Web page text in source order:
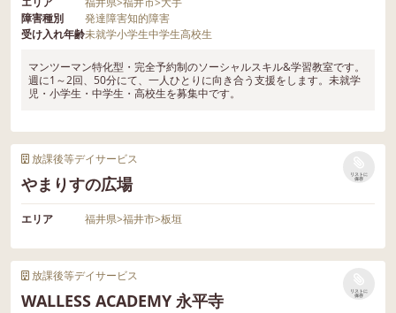
障害種別
発達障害知的障害
受け入れ年齢未就学小学生中学生高校生
マンツーマン特化型・完全予約制のソーシャルスキル&学習教室です。
週に1～2回、50分にて、一人ひとりに向き合う支援をします。未就学
児・小学生・中学生・高校生を募集中です。
放課後等デイサービス
やまりすの広場
リストに
保存
エリア 福井県>福井市>板垣
放課後等デイサービス
WALLESS ACADEMY 永平寺
リストに
保存